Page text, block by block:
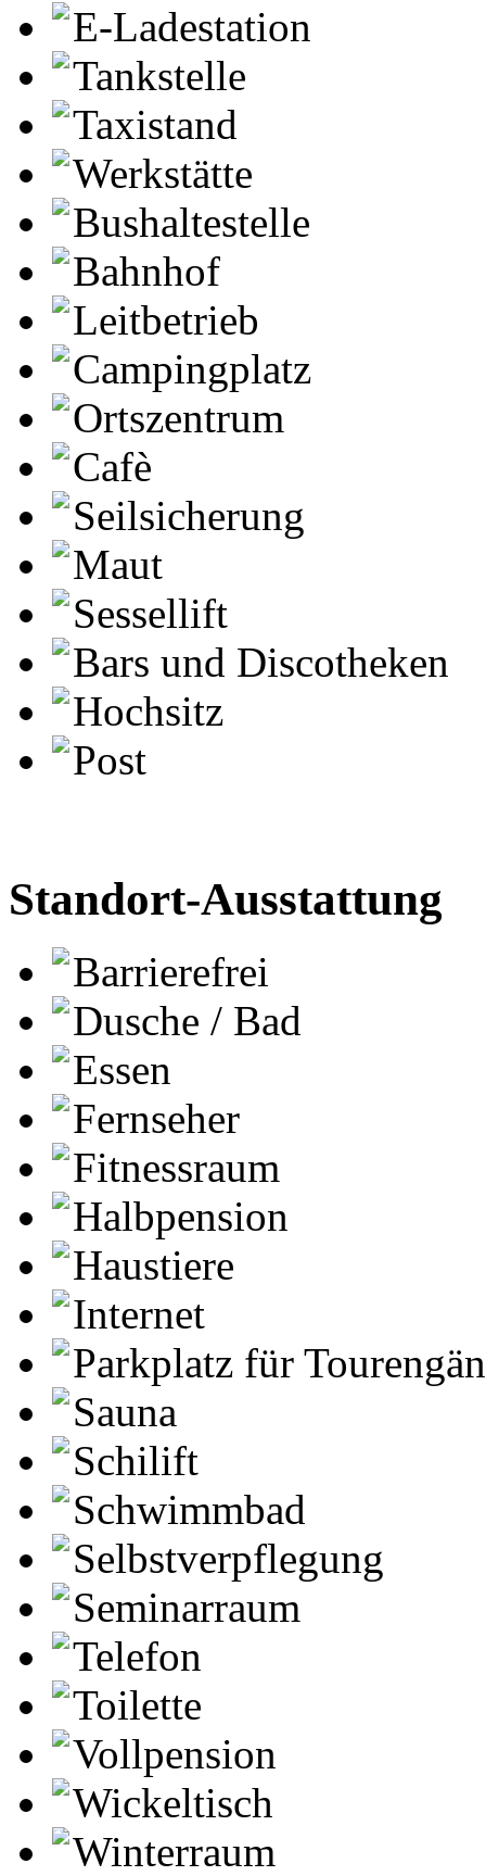
E-Ladestation
Tankstelle
Taxistand
Werkstätte
Bushaltestelle
Bahnhof
Leitbetrieb
Campingplatz
Ortszentrum
Cafè
Seilsicherung
Maut
Sessellift
Bars und Discotheken
Hochsitz
Post
Standort-Ausstattung
Barrierefrei
Dusche / Bad
Essen
Fernseher
Fitnessraum
Halbpension
Haustiere
Internet
Parkplatz für
Sauna
Schilift
Schwimmbad
Selbstverpflegung
Seminarraum
Telefon
Toilette
Vollpension
Wickeltisch
Winterraum